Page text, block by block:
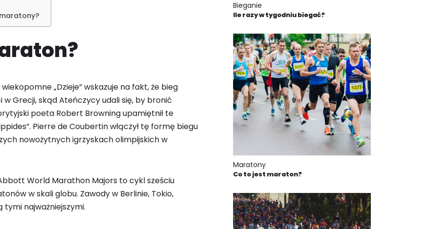
„Dzieje” wskazuje na fakt, że bieg
Grecji, skąd Ateńczycy udali się, by bronić
poeta Robert Browning upamiętnił te
Pierre de Coubertin włączył tę formę biegu
nowożytnych igrzyskach olimpijskich w
World Marathon Majors to cykl sześciu
w skali globu. Zawody w Berlinie, Tokio,
tymi najważniejszymi.
Bieganie
Ile razy w tygodniu biegać?
Maratony
Co to jest maraton?